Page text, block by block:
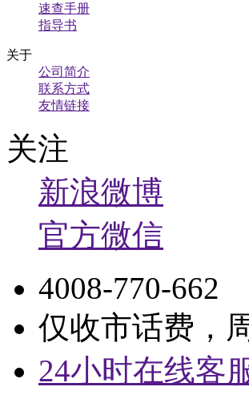
速查手册
指导书
关于
公司简介
联系方式
友情链接
关注
新浪微博
官方微信
4008-770-662
仅收市话费，
24小时在线客